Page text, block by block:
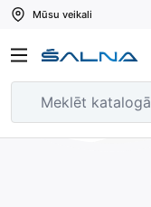
Mūsu veikali